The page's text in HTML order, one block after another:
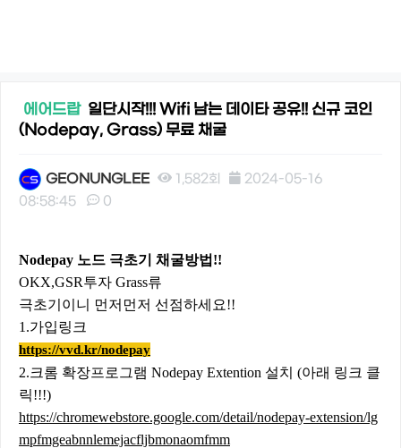
에어드랍 일단시작!!! Wifi 남는 데이타 공유!! 신규 코인
(Nodepay, Grass) 무료 채굴
GEONUNGLEE 1,582회
2024-05-16
08:58:45
0
Nodepay 노드 극초기 채굴방법!!
OKX,GSR투자 Grass류
극초기이니 먼저먼저 선점하세요!!
1.가입링크
https://vvd.kr/nodepay
2.크롬 확장프로그램 Nodepay Extention 설치 (아래 링크 클
릭!!!)
https://chromewebstore.google.com/detail/nodepay-extension/lg
mpfmgeabnnlemejacfljbmonaomfmm